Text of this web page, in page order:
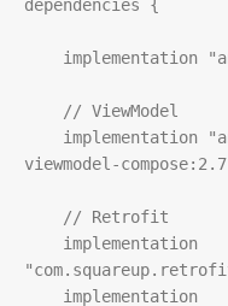
dependencies {
viewmodel-